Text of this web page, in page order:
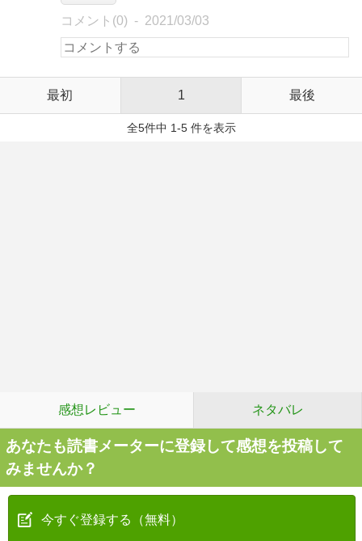
コメント(0) 2021/03/03
最初 1 最後
全5件中 1-5 件を表示
感想レビュー ネタバレ
あなたも読書メーターに登録して感想を投稿して
みませんか？
今すぐ登録する（無料）